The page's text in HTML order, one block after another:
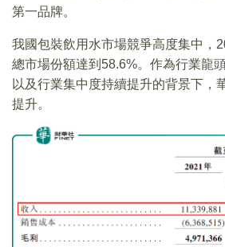
第一品牌。
我國包裝飲用水市場競爭高度集中，
總市場份額達到58.6%。作為行業龍
以及行業集中度持續提升的背景下，
提升。